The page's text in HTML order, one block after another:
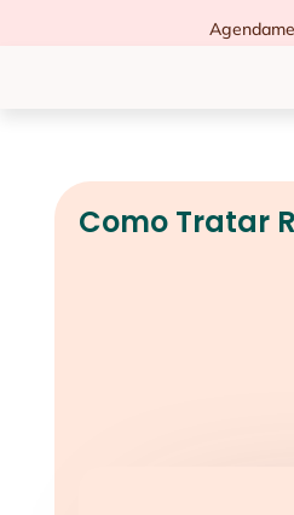
Como Tratar